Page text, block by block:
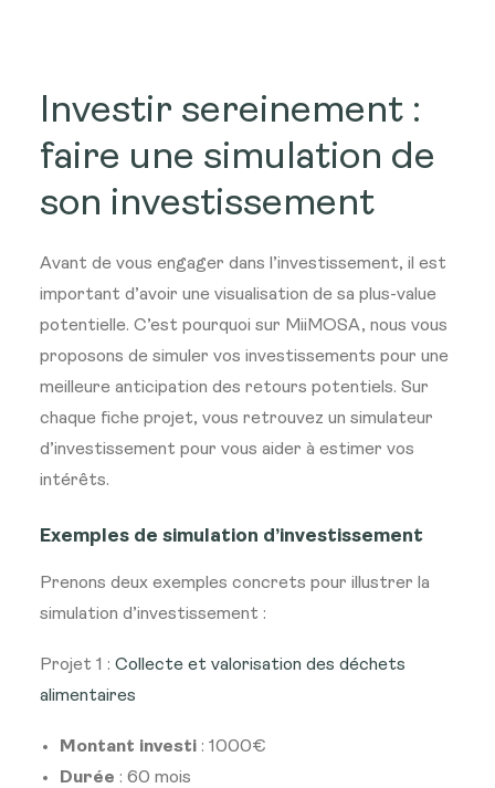
Investir sereinement :
faire une simulation de
son investissement
Avant de vous engager dans l’investissement, il est
important d’avoir une visualisation de sa plus-value
potentielle. C’est pourquoi sur MiiMOSA, nous vous
proposons de simuler vos investissements pour une
meilleure anticipation des retours potentiels. Sur
chaque fiche projet, vous retrouvez un simulateur
d’investissement pour vous aider à estimer vos
intérêts.
Exemples de simulation d’investissement
Prenons deux exemples concrets pour illustrer la
simulation d’investissement :
Projet 1 : Collecte et valorisation des déchets
alimentaires
Montant investi : 1000€
Durée : 60 mois